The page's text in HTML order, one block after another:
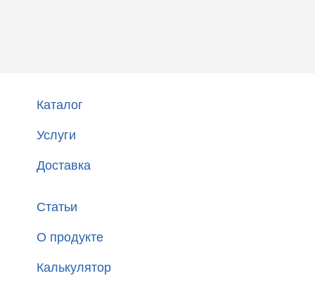
Каталог
Услуги
Доставка
Статьи
О продукте
Калькулятор